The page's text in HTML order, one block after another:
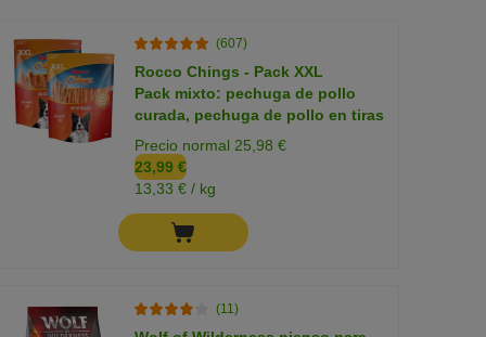
(607)
Rocco Chings - Pack XXL
Pack mixto: pechuga de pollo
curada, pechuga de pollo en tiras
Precio normal 25,98 €
23,99 €
13,33 € / kg
(11)